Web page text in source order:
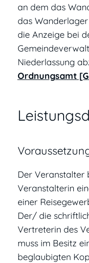
an dem das
das
die Anzeige bei
Niederlassung
Ordnungsamt
Der Veranstalter
Veranstalterin
einer
Der/ die
Vertreterin des
muss im Besitz
beglaubigten